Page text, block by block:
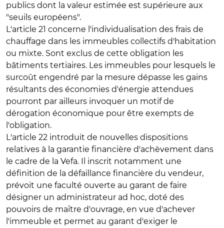
publics dont la valeur estimée est supérieure aux
"seuils européens".
L'article 21 concerne l'individualisation des frais de
chauffage dans les immeubles collectifs d'habitation
ou mixte. Sont exclus de cette obligation les
bâtiments tertiaires. Les immeubles pour lesquels le
surcoût engendré par la mesure dépasse les gains
résultants des économies d'énergie attendues
pourront par ailleurs invoquer un motif de
dérogation économique pour être exempts de
l'obligation.
L'article 22 introduit de nouvelles dispositions
relatives à la garantie financière d'achèvement dans
le cadre de la Vefa. Il inscrit notamment une
définition de la défaillance financière du vendeur,
prévoit une faculté ouverte au garant de faire
désigner un administrateur ad hoc, doté des
pouvoirs de maître d'ouvrage, en vue d'achever
l'immeuble et permet au garant d'exiger le